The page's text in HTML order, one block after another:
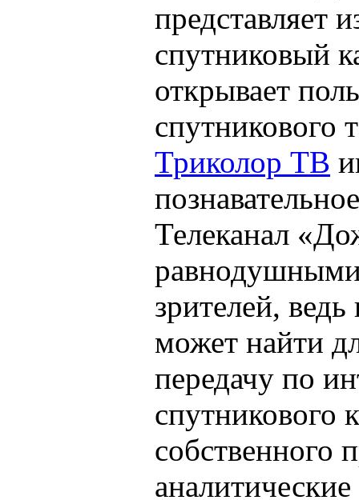
представляет
спутниковый
открывает
спутникового
Триколор ТВ
Телеканал
зрителей,
может найти
передачу по
спутникового
собственного